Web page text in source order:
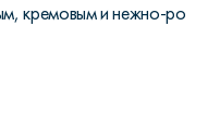
кремовым и нежно-